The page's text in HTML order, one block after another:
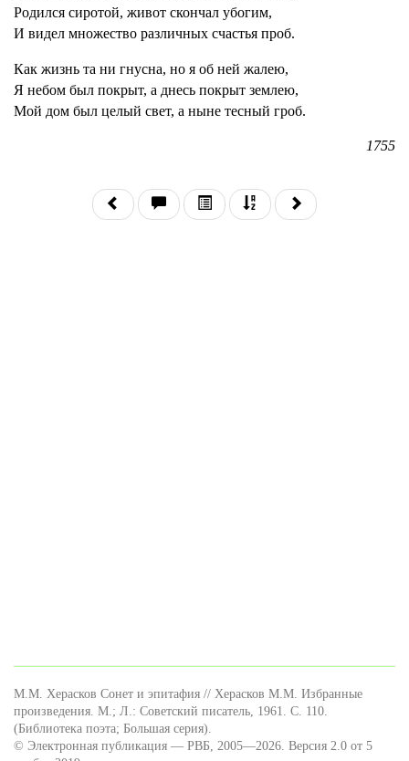
Родился сиротой, живот скончал убогим,
И видел множество различных счастья проб.
Как жизнь та ни гнусна, но я об ней жалею,
Я небом был покрыт, а днесь покрыт землею,
Мой дом был целый свет, а ныне тесный гроб.
1755
М.М. Херасков Сонет и эпитафия // Херасков М.М. Избранные
произведения. М.; Л.: Советский писатель, 1961. С. 110.
(Библиотека поэта; Большая серия).
© Электронная публикация — РВБ, 2005—2026. Версия 2.0 от 5